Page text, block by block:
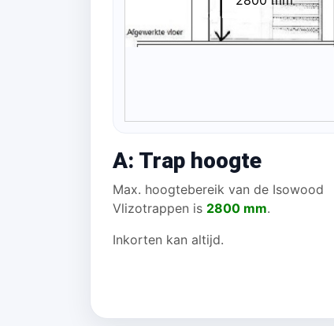
A: Trap hoogte
Max. hoogtebereik van de Isowood
Vlizotrappen is 2800 mm.
Inkorten kan altijd.